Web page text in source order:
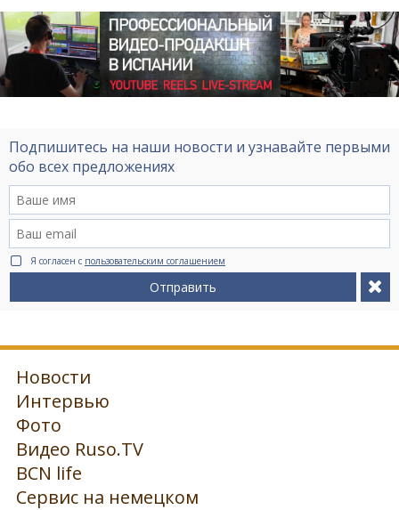
Подпишитесь на наши новости и узнавайте первыми
обо всех предложениях
Я согласен с пользовательским соглашением
Отправить
Новости
Интервью
Фото
Видео Ruso.TV
BCN life
Сервис на немецком